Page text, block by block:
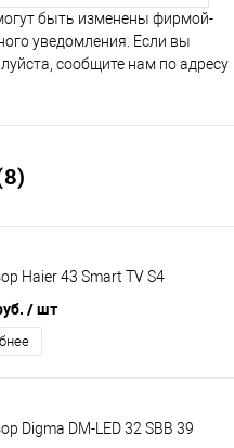
быть изменены фирмой-
уведомления. Если вы
сообщите нам по адресу
Haier 43 Smart TV S4
/ шт
Digma DM-LED 32 SBB 39